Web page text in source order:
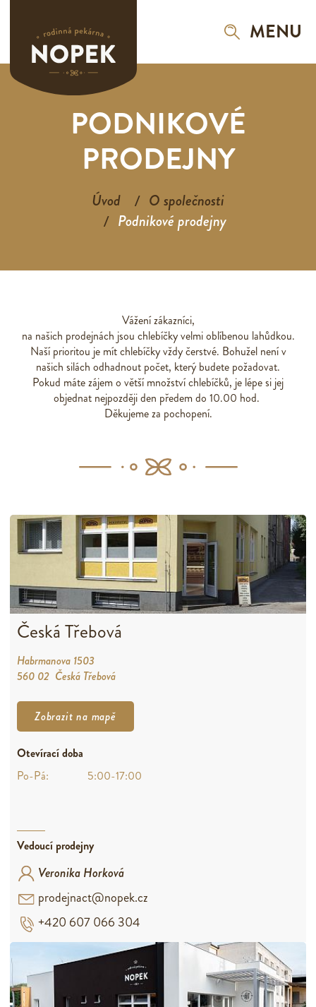
MENU
PODNIKOVÉ
PRODEJNY
Úvod
O společnosti
Podnikové prodejny
Vážení zákazníci,
na našich prodejnách jsou chlebíčky velmi oblíbenou lahůdkou.
Naší prioritou je mít chlebíčky vždy čerstvé. Bohužel není v
našich silách odhadnout počet, který budete požadovat.
Pokud máte zájem o větší množství chlebíčků, je lépe si jej
objednat nejpozději den předem do 10.00 hod.
Děkujeme za pochopení.
Česká Třebová
Habrmanova 1503
560 02 Česká Třebová
Zobrazit na mapě
Otevírací doba
Po-Pá:
5:00-17:00
Vedoucí prodejny
Veronika Horková
prodejnact@nopek.cz
+420 607 066 304